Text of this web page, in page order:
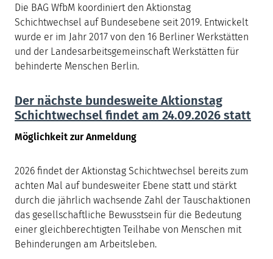
Die BAG WfbM koordiniert den Aktionstag
Schichtwechsel auf Bundesebene seit 2019. Entwickelt
wurde er im Jahr 2017 von den 16 Berliner Werkstätten
und der Landesarbeitsgemeinschaft Werkstätten für
behinderte Menschen Berlin.
Der nächste bundesweite Aktionstag
Schichtwechsel findet am 24.09.2026 statt
Möglichkeit zur Anmeldung
2026 findet der Aktionstag Schichtwechsel bereits zum
achten Mal auf bundesweiter Ebene statt und stärkt
durch die jährlich wachsende Zahl der Tauschaktionen
das gesellschaftliche Bewusstsein für die Bedeutung
einer gleichberechtigten Teilhabe von Menschen mit
Behinderungen am Arbeitsleben.